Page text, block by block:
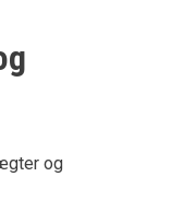
og